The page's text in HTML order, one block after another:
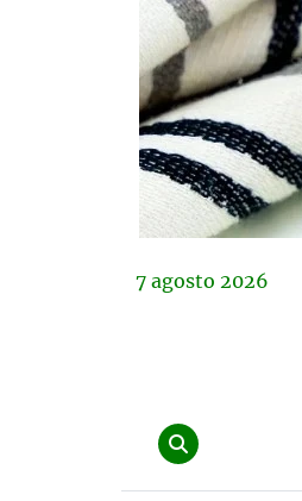
7 agosto 2026